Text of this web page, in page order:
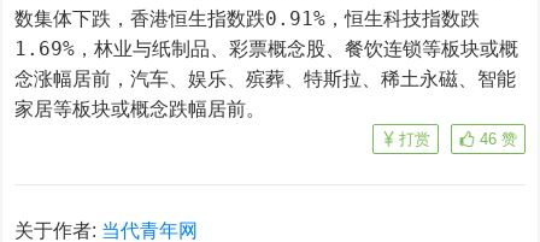
数集体下跌，香港恒生指数跌0.91%，恒生科技指数跌
1.69%，林业与纸制品、彩票概念股、餐饮连锁等板块或概
念涨幅居前，汽车、娱乐、殡葬、特斯拉、稀土永磁、智能
家居等板块或概念跌幅居前。
46 赞
打赏
关于作者: 当代青年网